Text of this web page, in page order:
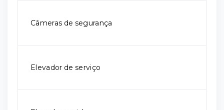
Câmeras de segurança
Elevador de serviço